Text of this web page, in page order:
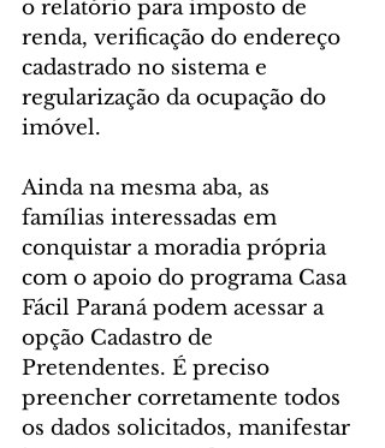
o relatório para imposto de
renda, verificação do endereço
cadastrado no sistema e
regularização da ocupação do
imóvel.
Ainda na mesma aba, as
famílias interessadas em
conquistar a moradia própria
com o apoio do programa Casa
Fácil Paraná podem acessar a
opção Cadastro de
Pretendentes. É preciso
preencher corretamente todos
os dados solicitados, manifestar